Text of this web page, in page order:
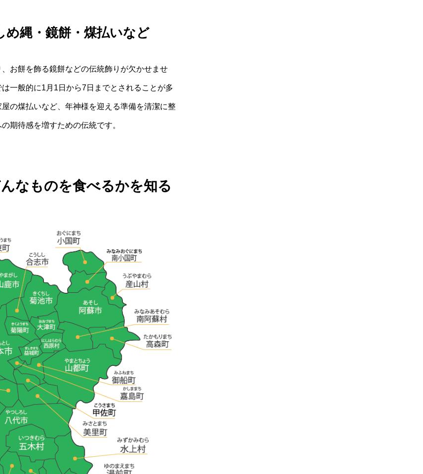
め縄・鏡餅・煤払いなど
お餅を飾る鏡餅などの伝統飾りが欠かせませ
一般的に1月1日から7日までとされることが多
の煤払いなど、年神様を迎える準備を清潔に整
期待感を増すための伝統です。
なものを食べるかを知る